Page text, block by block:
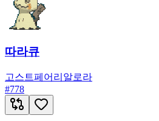
따라큐
고스트페어리 알로라
#778